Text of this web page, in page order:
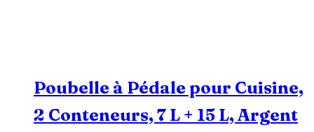
Poubelle à Pédale pour Cuisine,
2 Conteneurs, 7 L + 15 L, Argent